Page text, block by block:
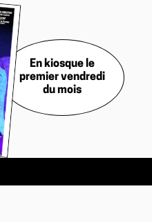
En kiosque le
premier vendredi
du mois